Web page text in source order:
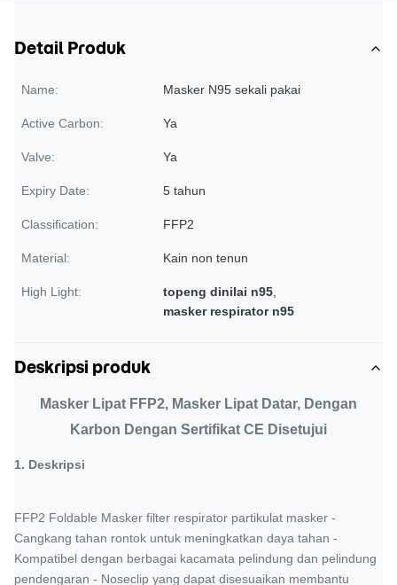
Detail Produk
Name: Masker N95 sekali pakai
Active Carbon: Ya
Valve: Ya
Expiry Date: 5 tahun
Classification: FFP2
Material: Kain non tenun
High Light: topeng dinilai n95
masker respirator n95
Deskripsi produk
Masker Lipat FFP2, Masker Lipat Datar, Dengan
Karbon Dengan Sertifikat CE Disetujui
1. Deskripsi
FFP2 Foldable Masker filter respirator partikulat masker -
Cangkang tahan rontok untuk meningkatkan daya tahan -
Kompatibel dengan berbagai kacamata pelindung dan pelindung
pendengaran - Noseclip yang dapat disesuaikan membantu